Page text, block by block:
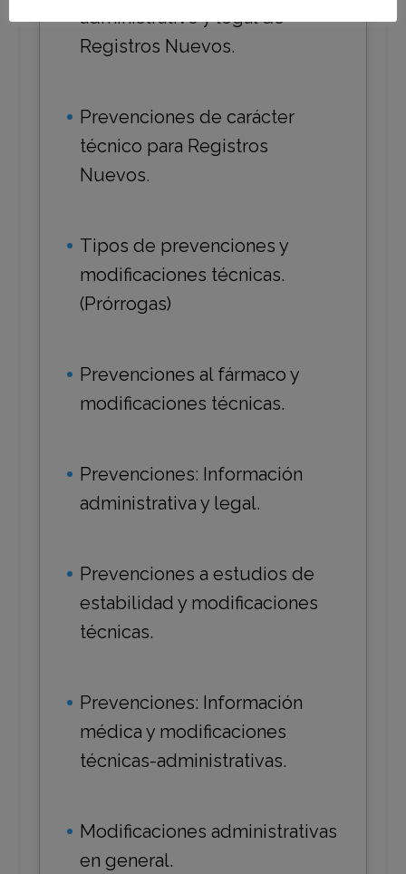
administrativo y legal de
Registros Nuevos.
Prevenciones de carácter
técnico para Registros
Nuevos.
Tipos de prevenciones y
modificaciones técnicas.
(Prórrogas)
Prevenciones al fármaco y
modificaciones técnicas.
Prevenciones: Información
administrativa y legal.
Prevenciones a estudios de
estabilidad y modificaciones
técnicas.
Prevenciones: Información
médica y modificaciones
técnicas-administrativas.
Modificaciones administrativas
en general.